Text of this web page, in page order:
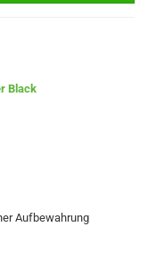
Aufbewahrung